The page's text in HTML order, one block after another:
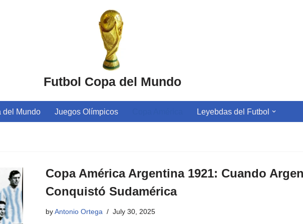
Futbol Copa del Mundo
del Mundo Juegos Olímpicos Leyebdas del Futbol
Copa América Argentina 1921: Cuando
Conquistó Sudamérica
byAntonio Ortega July 30, 2025